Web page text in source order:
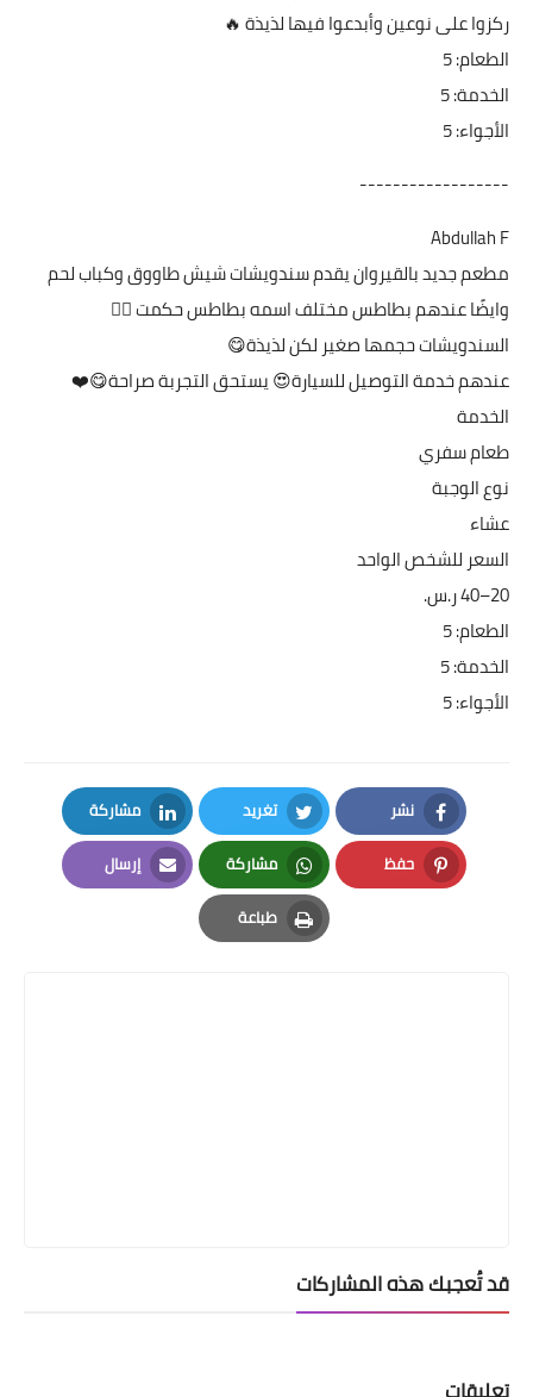
‏ركزوا على نوعين وأبدعوا فيها لذيذة 🔥
الطعام: 5
الخدمة: 5
الأجواء: 5
------------------
Abdullah F
مطعم جديد بالقيروان يقدم سندويشات شيش طاووق وكباب لحم
وايضًا عندهم بطاطس مختلف اسمه بطاطس حكمت 👍🏻
السندويشات حجمها صغير لكن لذيذة😋
عندهم خدمة التوصيل للسيارة😍 يستحق التجربة صراحة😋❤️
الخدمة
طعام سفري
نوع الوجبة
عشاء
السعر للشخص الواحد
الطعام: 5
الخدمة: 5
الأجواء: 5
نشر
Facebook
تغريد
Twitter
مشاركة
LinkedIn
حفظ
Pinterest
مشاركة
Whatsapp
إرسال
Email
طباعة
Print
قد تُعجبك هذه المشاركات